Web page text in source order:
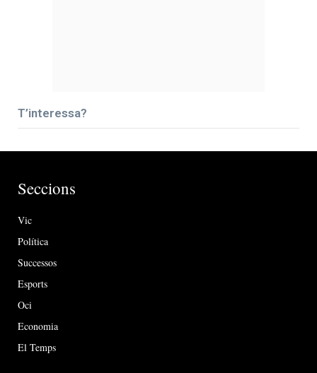
T’interessa?
Seccions
Vic
Política
Successos
Esports
Oci
Economia
El Temps